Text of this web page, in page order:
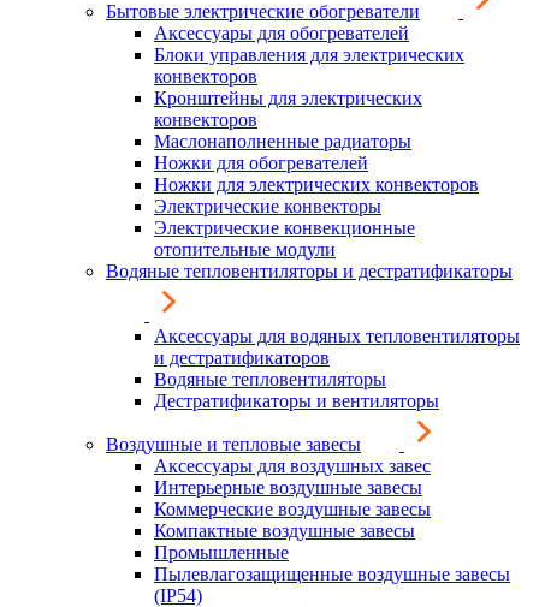
Бытовые электрические обогреватели
Аксессуары для обогревателей
Блоки управления для электрических
конвекторов
Кронштейны для электрических
конвекторов
Маслонаполненные радиаторы
Ножки для обогревателей
Ножки для электрических конвекторов
Электрические конвекторы
Электрические конвекционные
отопительные модули
Водяные тепловентиляторы и дестратификаторы
Аксессуары для водяных тепловентиляторы
и дестратификаторов
Водяные тепловентиляторы
Дестратификаторы и вентиляторы
Воздушные и тепловые завесы
Аксессуары для воздушных завес
Интерьерные воздушные завесы
Коммерческие воздушные завесы
Компактные воздушные завесы
Промышленные
Пылевлагозащищенные воздушные завесы
(IP54)